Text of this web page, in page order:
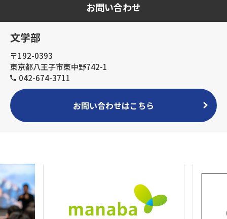
お問い合わせ
文学部
〒192-0393
東京都八王子市東中野742-1
042-674-3711
お問い合わせはこちら